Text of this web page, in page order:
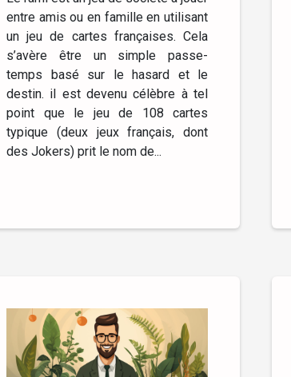
entre amis ou en famille en utilisant
un jeu de cartes françaises. Cela
s’avère être un simple passe-
temps basé sur le hasard et le
destin. il est devenu célèbre à tel
point que le jeu de 108 cartes
typique (deux jeux français, dont
des Jokers) prit le nom de...